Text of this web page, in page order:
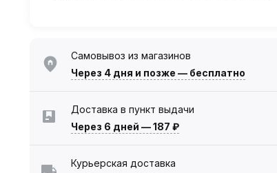
Самовывоз из магазинов
Через 4 дня и позже — бесплатно
Доставка в пункт выдачи
Через 6 дней —187 ₽
Курьерская доставка